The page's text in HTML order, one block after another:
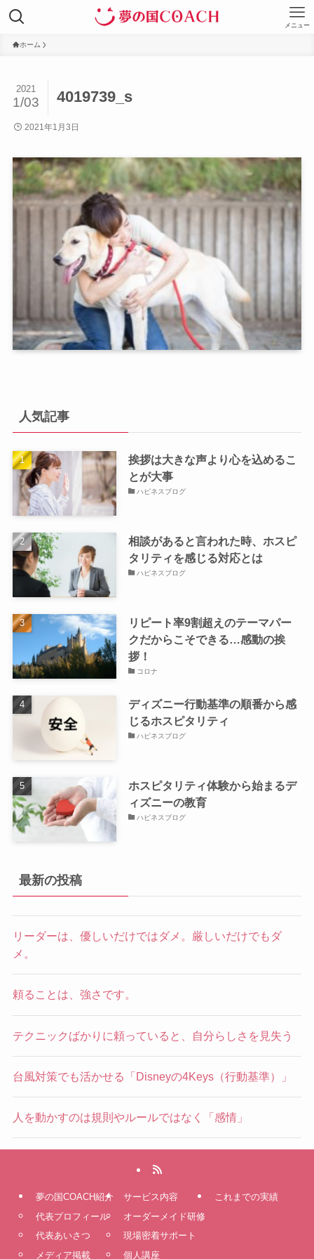
メニュー
ホーム
4019739_s
2021
1/03
2021年1月3日
人気記事
挨拶は大きな声より心を込めるこ
とが大事
ハピネスブログ
相談があると言われた時、ホスピ
タリティを感じる対応とは
ハピネスブログ
リピート率9割超えのテーマパー
クだからこそできる…感動の挨
拶！
コロナ
ディズニー行動基準の順番から感
じるホスピタリティ
ハピネスブログ
ホスピタリティ体験から始まるデ
ィズニーの教育
ハピネスブログ
最新の投稿
リーダーは、優しいだけではダメ。厳しいだけでもダ
メ。
頼ることは、強さです。
テクニックばかりに頼っていると、自分らしさを見失う
台風対策でも活かせる「Disneyの4Keys（行動基準）」
人を動かすのは規則やルールではなく「感情」
夢の国COACH紹介
代表プロフィール
代表あいさつ
メディア掲載
サービス内容
オーダーメイド研修
現場密着サポート
個人講座
これまでの実績